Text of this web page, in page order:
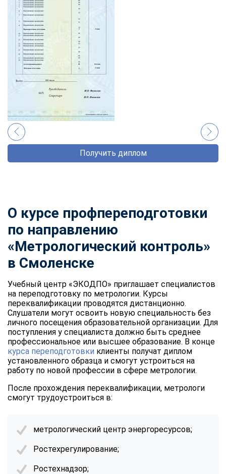
Получить диплом
О курсе профпереподготовки
по направлению
«Метрологический контроль»
в Смоленске
Учебный центр «ЭКОДПО» приглашает специалистов
на переподготовку по метрологии. Курсы
переквалификации проводятся дистанционно.
Слушатели могут освоить новую специальность без
личного посещения образовательной организации. Для
поступления у специалиста должно быть среднее
профессиональное или высшее образование. В конце
курса переподготовки клиенты получат диплом
установленного образца и смогут устроиться на
работу по новой профессии в сфере метрологии.
После прохождения переквалификации, метрологи
смогут трудоустроиться в:
метрологический центр энергоресурсов;
Ростехрегулирование;
Ростехнадзор;